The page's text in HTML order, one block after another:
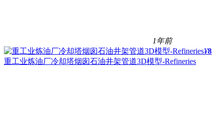
1年前
¥8
重工业炼油厂冷却塔烟囱石油井架管道3D模型-Refineries